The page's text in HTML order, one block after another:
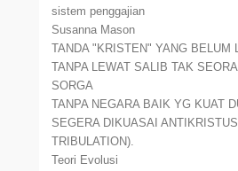
sistem penggajian
Susanna Mason
TANDA "KRISTEN" YANG BELUM
TANPA LEWAT SALIB TAK
SORGA
TANPA NEGARA BAIK YG KUAT
SEGERA DIKUASAI
TRIBULATION).
Teori Evolusi